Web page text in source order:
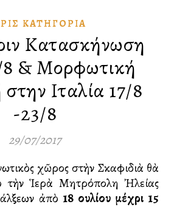
ΚΑΤΗΓΟΡΊΑ
Κατασκήνωση
8 & Μορφωτική
Ιταλία 17/8
-23/8
29/07/2017
Ἱερὰ Μητρόπολη Ἠλείας
ἀπὸ 18 Ἰουλίου μέχρι 15